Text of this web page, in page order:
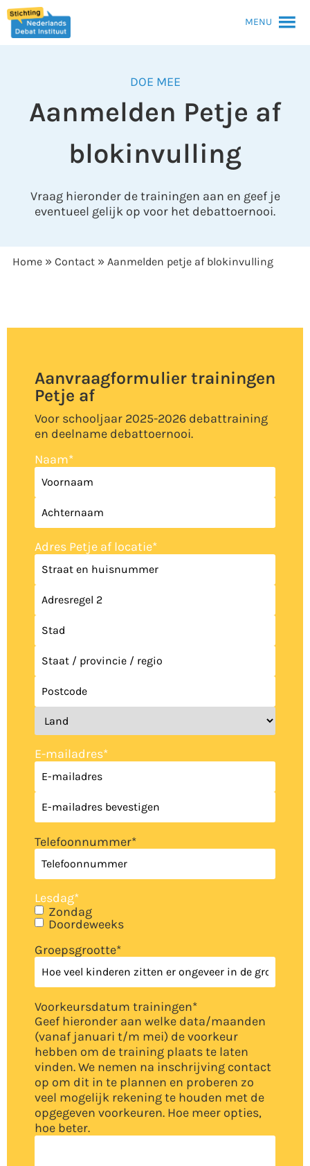
MENU
DOE MEE
Aanmelden Petje af
blokinvulling
Vraag hieronder de trainingen aan en geef je
eventueel gelijk op voor het debattoernooi.
Home » Contact » Aanmelden petje af blokinvulling
Aanvraagformulier trainingen
Petje af
Voor schooljaar 2025-2026 debattraining
en deelname debattoernooi.
Naam*
Adres Petje af locatie*
E-mailadres*
Telefoonnummer*
Lesdag*
Zondag
Doordeweeks
Groepsgrootte*
Voorkeursdatum trainingen*
Geef hieronder aan welke data/maanden
(vanaf januari t/m mei) de voorkeur
hebben om de training plaats te laten
vinden. We nemen na inschrijving contact
op om dit in te plannen en proberen zo
veel mogelijk rekening te houden met de
opgegeven voorkeuren. Hoe meer opties,
hoe beter.